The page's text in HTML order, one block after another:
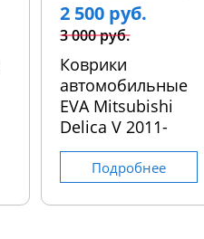
2 500 руб.
3 000 руб.
Коврики
автомобильные
EVA Mitsubishi
Delica V 2011-
Подробнее